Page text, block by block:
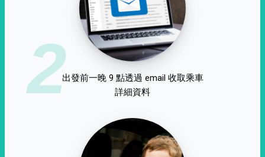
2出發前一晚 9 點透過 email 收取乘車
詳細資料